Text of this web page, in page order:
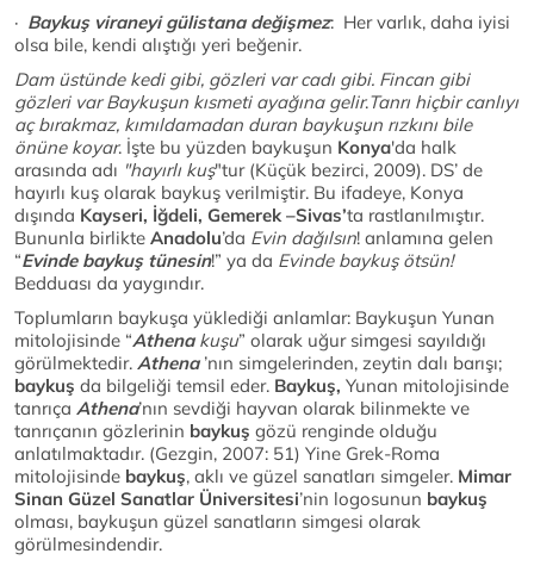
· Baykuş viraneyi gülistana değişmez: Her varlık, daha iyisi
olsa bile, kendi alıştığı yeri beğenir.
Dam üstünde kedi gibi, gözleri var cadı gibi. Fincan gibi
gözleri var Baykuşun kısmeti ayağına gelir.Tanrı hiçbir canlıyı
aç bırakmaz, kımıldamadan duran baykuşun rızkını bile
önüne koyar. İşte bu yüzden baykuşun Konya'da halk
arasında adı "hayırlı kuş"tur (Küçük bezirci, 2009). DS’ de
hayırlı kuş olarak baykuş verilmiştir. Bu ifadeye, Konya
dışında Kayseri, İğdeli, Gemerek –Sivas’ta rastlanılmıştır.
Bununla birlikte Anadolu’da Evin dağılsın! anlamına gelen
“Evinde baykuş tünesin!” ya da Evinde baykuş ötsün!
Bedduası da yaygındır.
Toplumların baykuşa yüklediği anlamlar: Baykuşun Yunan
mitolojisinde “Athenakuşu” olarak uğur simgesi sayıldığı
görülmektedir. Athena’nın simgelerinden, zeytin dalı barışı;
baykuş da bilgeliği temsil eder. Baykuş, Yunan mitolojisinde
tanrıça Athena’nın sevdiği hayvan olarak bilinmekte ve
tanrıçanın gözlerinin baykuş gözü renginde olduğu
anlatılmaktadır. (Gezgin, 2007: 51) Yine Grek-Roma
mitolojisinde baykuş, aklı ve güzel sanatları simgeler. Mimar
Sinan Güzel Sanatlar Üniversitesi’nin logosunun baykuş
olması, baykuşun güzel sanatların simgesi olarak
görülmesindendir.